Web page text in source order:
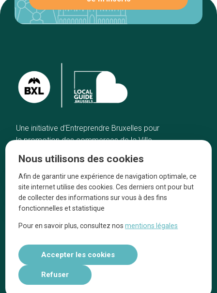
Une initiative d’Entreprendre Bruxelles pour
la promotion des commerces de la Ville
Accueil
Bonnes adresses
Quartiers
Blog
Tops 10
Artisans
A propos
On parle de nous
Nous utilisons des cookies
Afin de garantir une expérience de navigation optimale, ce
site internet utilise des cookies. Ces derniers ont pour but
de collecter des informations sur vous à des fins
fonctionnelles et statistique
Pour en savoir plus, consultez nosmentions légales
Accepter les cookies
Refuser